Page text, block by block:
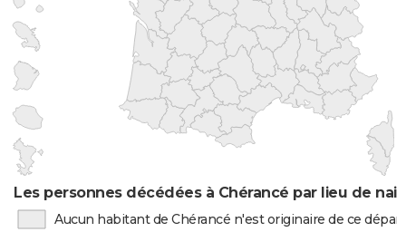
Les personnes décédées à Chérancé par lieu de
Aucun habitant de Chérancé n'est originaire de ce